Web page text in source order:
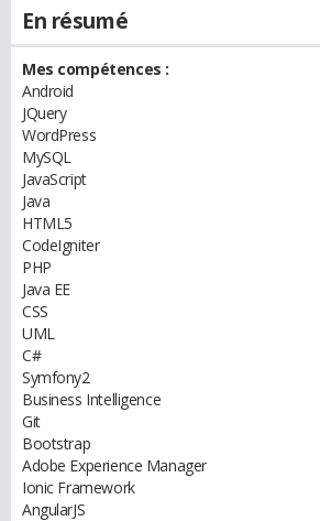
En résumé
Mes compétences :
Android
JQuery
WordPress
MySQL
JavaScript
Java
HTML5
CodeIgniter
PHP
Java EE
CSS
UML
C#
Symfony2
Business Intelligence
Git
Bootstrap
Adobe Experience Manager
Ionic Framework
AngularJS